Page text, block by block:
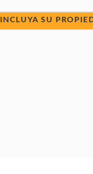
INCLUYA SU